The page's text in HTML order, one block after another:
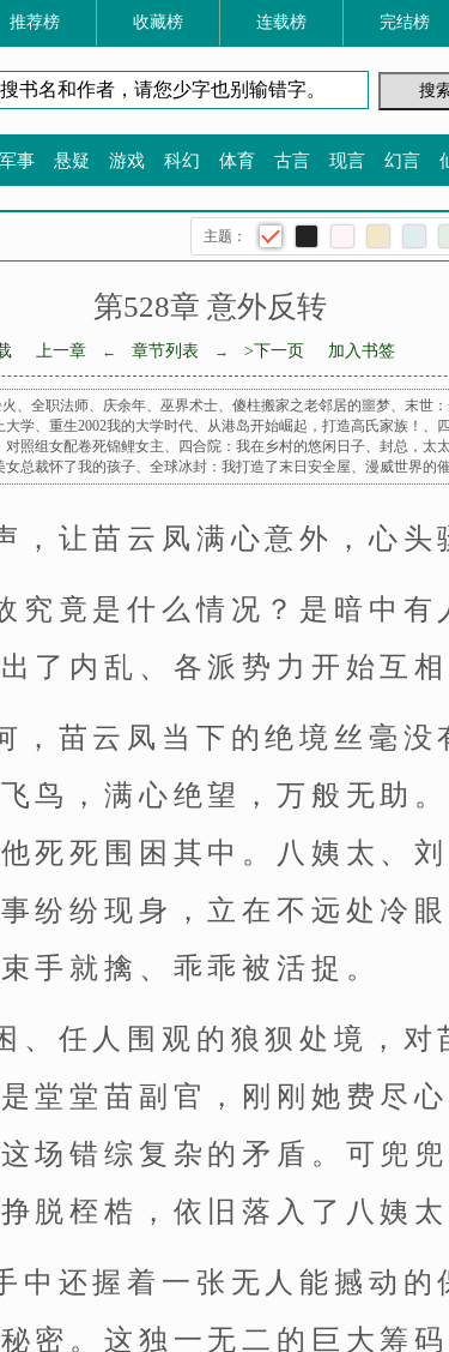
推荐榜 收藏榜 连载榜 完结榜
军事 悬疑 游戏 科幻 体育 古言 现言 幻言
主题：
第528章 意外反转
上一章 ← 章节列表 → >下一页 加入书签
、 全职法师、 庆余年、 巫界术士、 傻柱搬家之老邻居的噩梦、 末世
大学、 重生2002我的大学时代、 从港岛开始崛起，打造高氏家族！ 、
对照组女配卷死锦鲤女主、 四合院：我在乡村的悠闲日子、 封总，太
女总裁怀了我的孩子、 全球冰封：我打造了末日安全屋、 漫威世界的
，让苗云凤满心意外，心头
究竟是什么情况？是暗中有
了内乱、各派势力开始互相
，苗云凤当下的绝境丝毫没
鸟，满心绝望，万般无助
死死围困其中。八姨太、刘
纷纷现身，立在不远处冷
手就擒、乖乖被活捉。
、任人围观的狼狈处境，对
堂堂苗副官，刚刚她费尽
场错综复杂的矛盾。可兜
脱桎梏，依旧落入了八姨太
中还握着一张无人能撼动
密。这独一无二的巨大筹